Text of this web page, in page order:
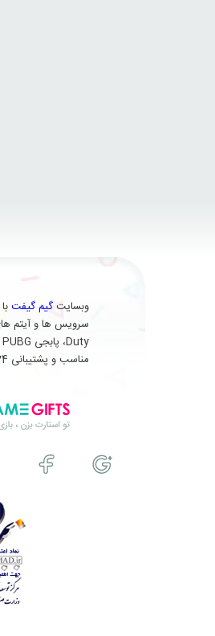
وبسایتگیم گیفت
مناسب و پشتیبانی 24 ساعته در 7 روز هفته و تحویل آنی (برای برخی از محصولات) در خدمت شماست.